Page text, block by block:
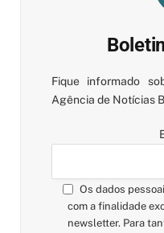
Fique informado
Agência de Notícias
Os dados
com a finalidade
newsletter. Para